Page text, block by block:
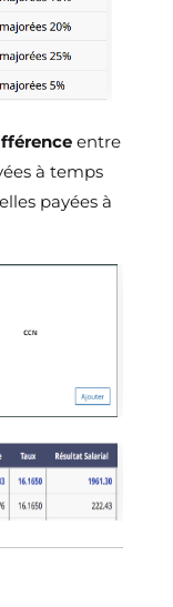
entre
à temps
payées à